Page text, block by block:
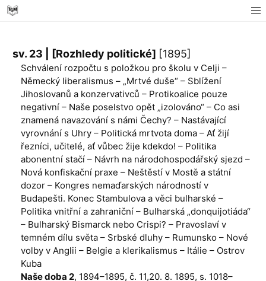
sv. 23 | [Rozhledy politické] [1895]
Schválení rozpočtu s položkou pro školu v Celji –
Německý liberalismus – „Mrtvé duše“ – Sblížení
Jihoslovanů a konzervativců – Protikoalice pouze
negativní – Naše poselstvo opět „izolováno“ – Co asi
znamená navazování s námi Čechy? – Nastávající
vyrovnání s Uhry – Politická mrtvota doma – Ať žijí
řezníci, učitelé, ať vůbec žije kdekdo! – Politika
abonentní stačí – Návrh na národohospodářský sjezd –
Nová konfiskační praxe – Neštěstí v Mostě a státní
dozor – Kongres nemaďarských národností v
Budapešti. Konec Stambulova a věci bulharské –
Politika vnitřní a zahraniční – Bulharská „donquijotiáda“
– Bulharský Bismarck nebo Crispi? – Pravoslaví v
temném dílu světa – Srbské dluhy – Rumunsko – Nové
volby v Anglii – Belgie a klerikalismus – Itálie – Ostrov
Kuba
Naše doba 2, 1894–1895, č. 11,20. 8. 1895, s. 1018–